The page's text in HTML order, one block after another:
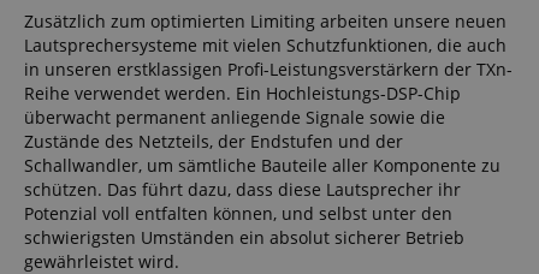
Zusätzlich zum optimierten Limiting arbeiten unsere neuen
Lautsprechersysteme mit vielen Schutzfunktionen, die auch
in unseren erstklassigen Profi-Leistungsverstärkern der TXn-
Reihe verwendet werden. Ein Hochleistungs-DSP-Chip
überwacht permanent anliegende Signale sowie die
Zustände des Netzteils, der Endstufen und der
Schallwandler, um sämtliche Bauteile aller Komponente zu
schützen. Das führt dazu, dass diese Lautsprecher ihr
Potenzial voll entfalten können, und selbst unter den
schwierigsten Umständen ein absolut sicherer Betrieb
gewährleistet wird.